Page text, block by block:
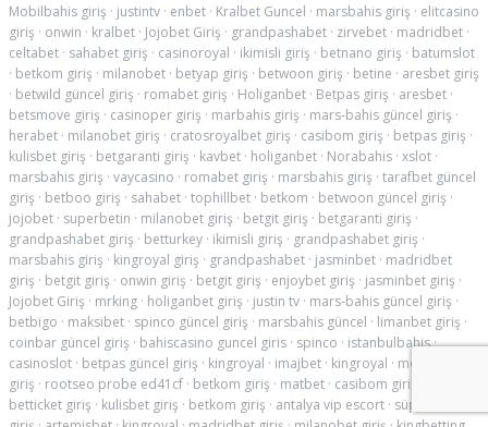
Mobilbahis giriş · justintv · enbet · Kralbet Guncel · marsbahis giriş · elitcasino
giriş · onwin · kralbet · Jojobet Giriş · grandpashabet · zirvebet · madridbet ·
celtabet · sahabet giriş · casinoroyal · ikimisli giriş · betnano giriş · batumslot
· betkom giriş · milanobet · betyap giriş · betwoon giriş · betine · aresbet giriş
· betwild güncel giriş · romabet giriş · Holiganbet · Betpas giriş · aresbet ·
betsmove giriş · casinoper giriş · marbahis giriş · mars-bahis güncel giriş ·
herabet · milanobet giriş · cratosroyalbet giriş · casibom giriş · betpas giriş ·
kulisbet giriş · betgaranti giriş · kavbet · holiganbet · Norabahis · xslot ·
marsbahis giriş · vaycasino · romabet giriş · marsbahis giriş · tarafbet güncel
giriş · betboo giriş · sahabet · tophillbet · betkom · betwoon güncel giriş ·
jojobet · superbetin · milanobet giriş · betgit giriş · betgaranti giriş ·
grandpashabet giriş · betturkey · ikimisli giriş · grandpashabet giriş ·
marsbahis giriş · kingroyal giriş · grandpashabet · jasminbet · madridbet
giriş · betgit giriş · onwin giriş · betgit giriş · enjoybet giriş · jasminbet giriş ·
Jojobet Giriş · mrking · holiganbet giriş · justin tv · mars-bahis güncel giriş ·
betbigo · maksibet · spinco güncel giriş · marsbahis güncel · limanbet giriş ·
coinbar güncel giriş · bahiscasino guncel giris · spinco · istanbulbahis·
casinoslot · betpas güncel giriş · kingroyal · imajbet · kingroyal · meritking
giriş · rootseo probe ed41cf · betkom giriş · matbet · casibom giriş
betticket giriş · kulisbet giriş · betkom giriş · antalya vip escort · süperbet